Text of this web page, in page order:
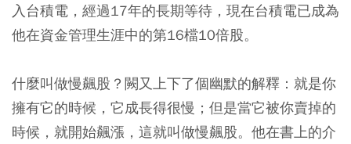
入台積電，經過17年的長期等待，現在台積電已成為
他在資金管理生涯中的第16檔10倍股。
什麼叫做慢飆股？闕又上下了個幽默的解釋： 就是你
擁有它的時候，它成長得很慢；但是當它被你賣掉的
時候，就開始飆漲，這就叫做慢飆股。 他在書上的介